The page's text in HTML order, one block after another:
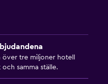
tre miljoner hotell
samma ställe.